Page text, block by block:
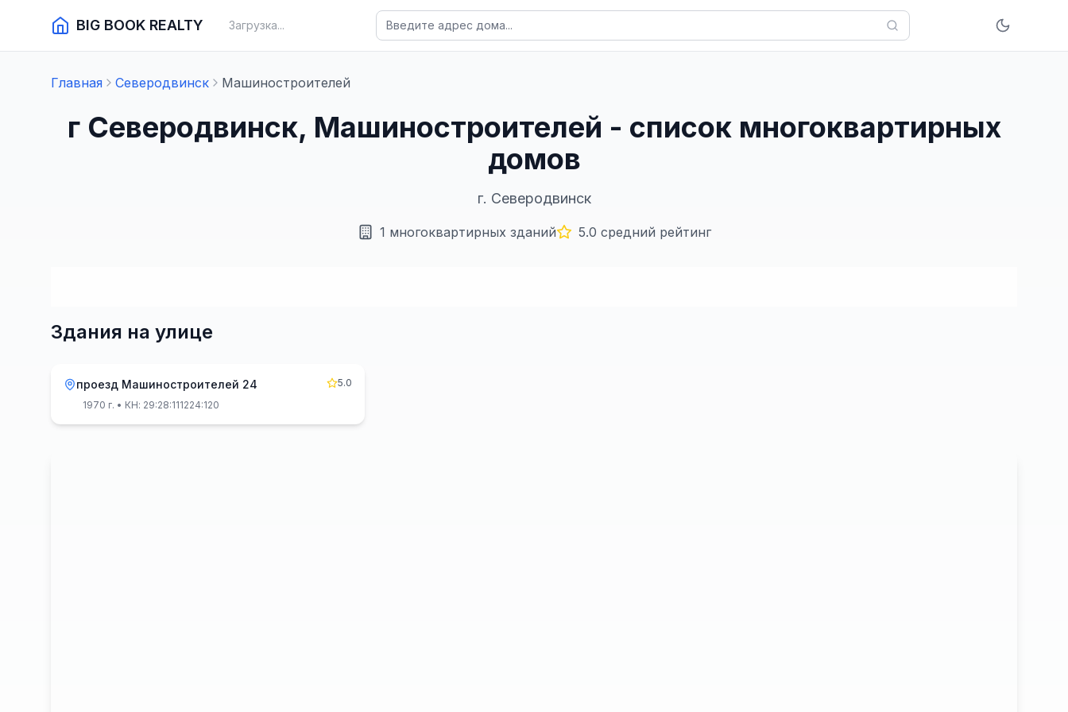
BIG BOOK REALTY Загрузка...
Главная Северодвинск Машиностроителей
г Северодвинск, Машиностроителей - список многоквартирных
домов
г. Северодвинск
1 многоквартирных зданий 5.0 средний рейтинг
Здания на улице
проезд Машиностроителей 24
5.0
1970 г. • КН: 29:28:111224:120